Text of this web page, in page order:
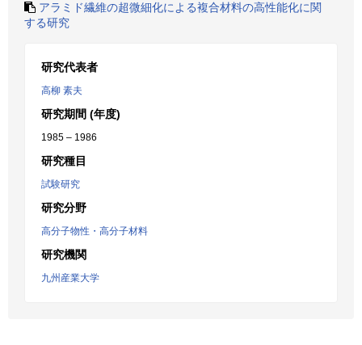
アラミド繊維の超微細化による複合材料の高性能化に関
する研究
研究代表者
高柳 素夫
研究期間 (年度)
1985 – 1986
研究種目
試験研究
研究分野
高分子物性・高分子材料
研究機関
九州産業大学